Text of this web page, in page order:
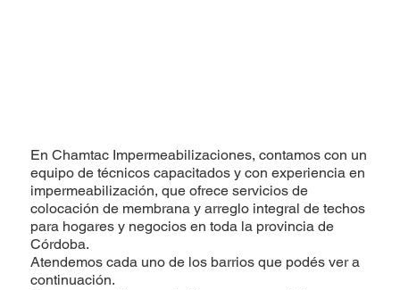
En Chamtac Impermeabilizaciones, contamos con un
equipo de técnicos capacitados y con experiencia en
impermeabilización, que ofrece servicios de
colocación de membrana y arreglo integral de techos
para hogares y negocios en toda la provincia de
Córdoba.
Atendemos cada uno de los barrios que podés ver a
continuación.